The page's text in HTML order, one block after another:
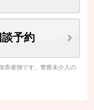
予約
害者側です。警察未介入の